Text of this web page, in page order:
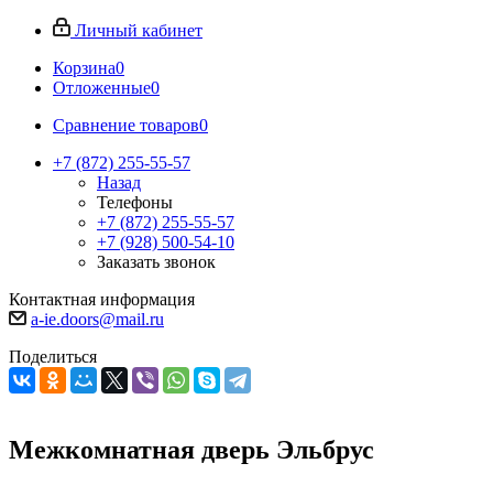
Личный кабинет
Корзина0
Отложенные0
Сравнение товаров0
+7 (872) 255-55-57
Назад
Телефоны
+7 (872) 255-55-57
+7 (928) 500-54-10
Заказать звонок
Контактная информация
a-ie.doors@mail.ru
Поделиться
Межкомнатная дверь Эльбрус